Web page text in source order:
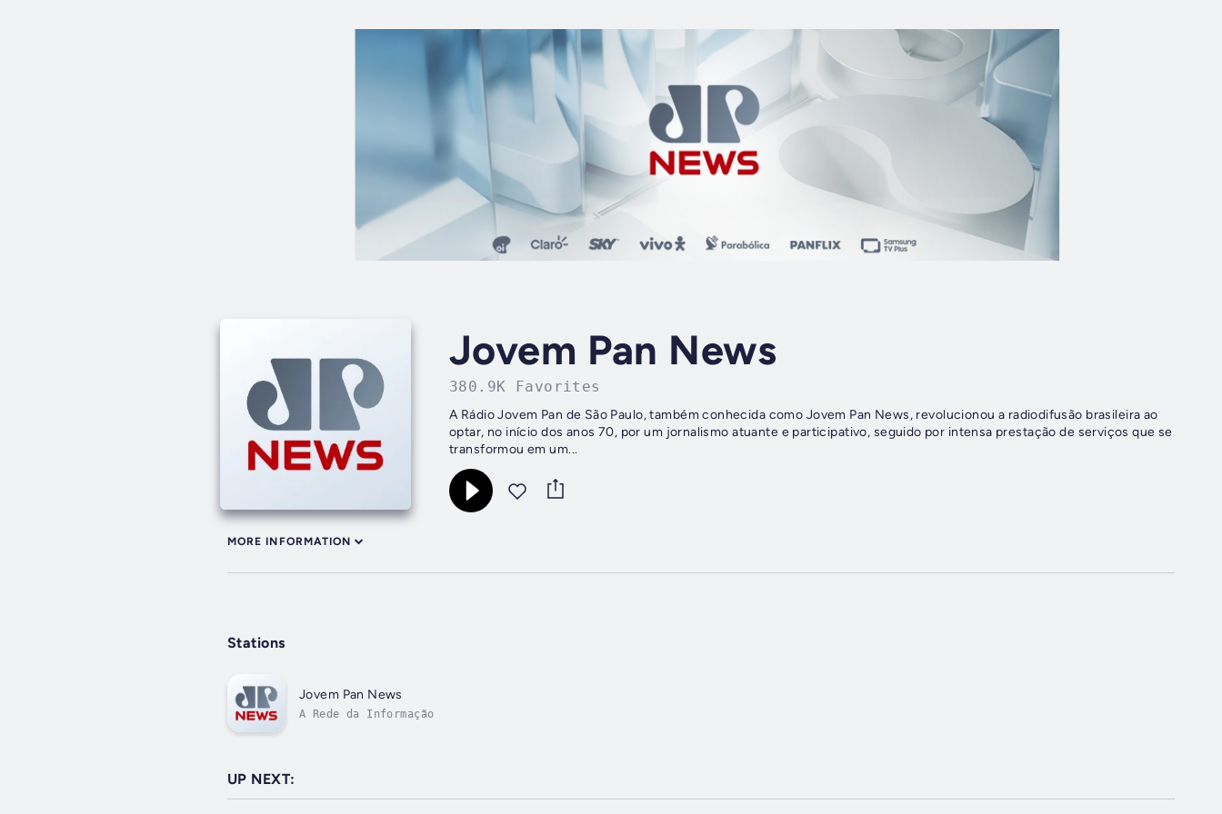
Jovem Pan News
380.9K Favorites
A Rádio Jovem Pan de São Paulo, também conhecida como Jovem Pan News, revolucionou a radiodifusão brasileira ao
optar, no início dos anos 70, por um jornalismo atuante e participativo, seguido por intensa prestação de serviços que se
transformou em um...
MORE INFORMATION
Stations
Jovem Pan News
A Rede da Informação
UP NEXT: